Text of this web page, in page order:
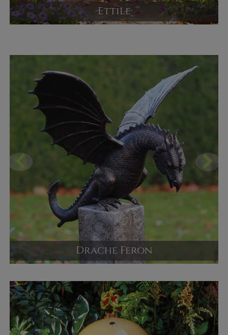
Ettile
Kugelbrunnen aus Steinguss
2.283,00 €
Drache Feron
Wasserspeier Drachenfigur aus Bronze
Versandpreis ab
550,00 €
JETZT KAUFEN